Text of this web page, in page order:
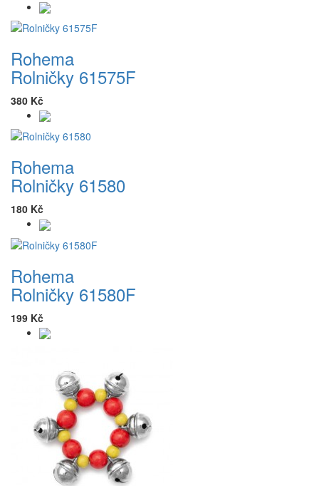
Rohema
Rolničky 61575F
380 Kč
Rohema
Rolničky 61580
180 Kč
Rohema
Rolničky 61580F
199 Kč